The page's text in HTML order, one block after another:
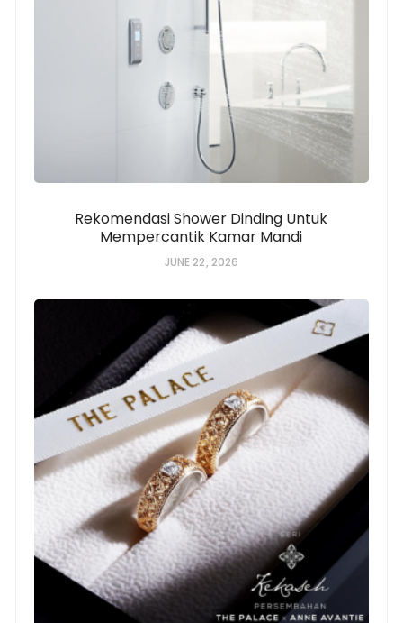
Rekomendasi Shower Dinding Untuk
Mempercantik Kamar Mandi
JUNE 22, 2026